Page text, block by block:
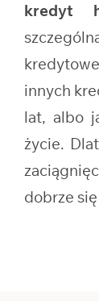
kredyt
innych
lat, albo
życie.
dobrze